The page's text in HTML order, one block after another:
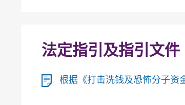
法定指引及指引文件
根据《打击洗钱及恐怖分子资